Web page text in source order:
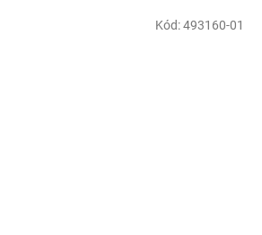
Kód:493160-01